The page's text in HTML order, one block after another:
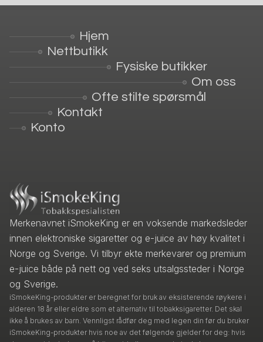
Hjem
Nettbutikk
Fysiske butikker
Om oss
Ofte stilte spørsmål
Kontakt
Konto
Merkenavnet iSmokeKing er en voksende markedsleder
innen elektroniske sigaretter og e-juice av høy kvalitet i
Norge og Sverige. Vi tilbyr ekte merkevarer og premium
e-juice både på nett og ved seks utsalgssteder i Norge
og Sverige.
iSmokeKing-produkter er beregnet for bruk av eksisterende røykere i
alderen 18 år eller eldre som et alternativ til tobakksigaretter. Det skal
ikke å brukes av barn. Vennligst rådfør deg med legen din før du bruker
iSmokeKing-produkter hvis noe av det følgende gjelder for deg: hvis